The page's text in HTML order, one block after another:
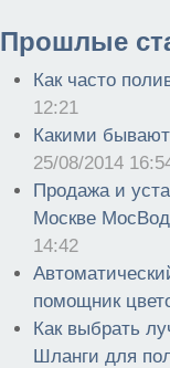
Прошлые
Как часто
12:21
Какими
25/08/2014
Продажа и
Москве
14:42
помощник
Как выбрать
Шланги для